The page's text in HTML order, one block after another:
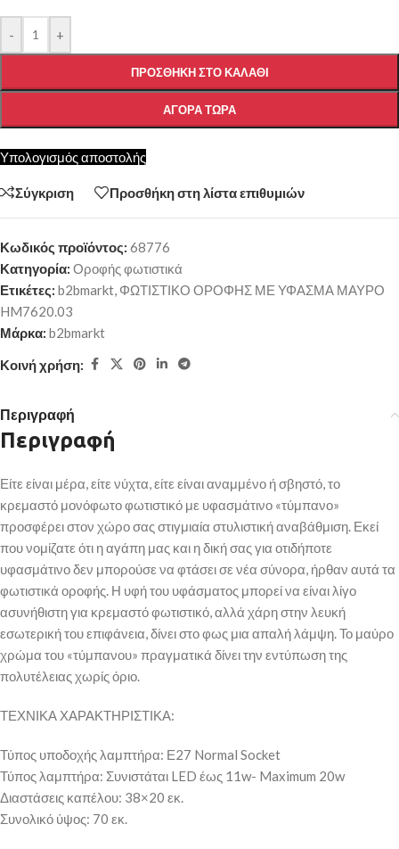
- +
ΠΡΟΣΘΉΚΗ ΣΤΟ ΚΑΛΆΘΙ
ΑΓΟΡΆ ΤΏΡΑ
Υπολογισμός αποστολής
Σύγκριση Προσθήκη στη λίστα επιθυμιών
Κωδικός προϊόντος: 68776
Κατηγορία: Οροφής φωτιστικά
Ετικέτες: b2bmarkt, ΦΩΤΙΣΤΙΚΟ ΟΡΟΦΗΣ ΜΕ ΥΦΑΣΜΑ ΜΑΥΡΟ
HM7620.03
Μάρκα: b2bmarkt
Κοινή χρήση:
Περιγραφή
Περιγραφή
Είτε είναι μέρα, είτε νύχτα, είτε είναι αναμμένο ή σβηστό, το
κρεμαστό μονόφωτο φωτιστικό με υφασμάτινο «τύμπανο»
προσφέρει στον χώρο σας στιγμιαία στυλιστική αναβάθμιση. Εκεί
που νομίζατε ότι η αγάπη μας και η δική σας για οτιδήποτε
υφασμάτινο δεν μπορούσε να φτάσει σε νέα σύνορα, ήρθαν αυτά τα
φωτιστικά οροφής. Η υφή του υφάσματος μπορεί να είναι λίγο
ασυνήθιστη για κρεμαστό φωτιστικό, αλλά χάρη στην λευκή
εσωτερική του επιφάνεια, δίνει στο φως μια απαλή λάμψη. Το μαύρο
χρώμα του «τύμπανου» πραγματικά δίνει την εντύπωση της
πολυτέλειας χωρίς όριο.
ΤΕΧΝΙΚΑ ΧΑΡΑΚΤΗΡΙΣΤΙΚΑ:
Τύπος υποδοχής λαμπτήρα: Ε27 Normal Socket
Τύπος λαμπτήρα: Συνιστάται LED έως 11w- Maximum 20w
Διαστάσεις καπέλου: 38×20 εκ.
Συνολικό ύψος: 70 εκ.